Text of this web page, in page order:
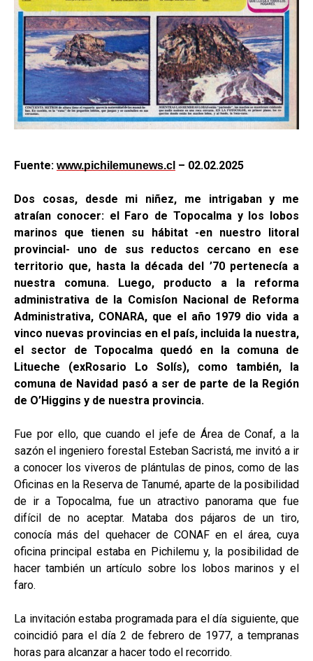
Fuente: www.pichilemunews.cl – 02.02.2025
Dos cosas, desde mi niñez, me intrigaban y me
atraían conocer: el Faro de Topocalma y los lobos
marinos que tienen su hábitat -en nuestro litoral
provincial- uno de sus reductos cercano en ese
territorio que, hasta la década del ’70 pertenecía a
nuestra comuna. Luego, producto a la reforma
administrativa de la Comisíon Nacional de Reforma
Administrativa, CONARA, que el año 1979 dio vida a
vinco nuevas provincias en el país, incluida la nuestra,
el sector de Topocalma quedó en la comuna de
Litueche (exRosario Lo Solís), como también, la
comuna de Navidad pasó a ser de parte de la Región
de O’Higgins y de nuestra provincia.
Fue por ello, que cuando el jefe de Área de Conaf, a la
sazón el ingeniero forestal Esteban Sacristá, me invitó a ir
a conocer los viveros de plántulas de pinos, como de las
Oficinas en la Reserva de Tanumé, aparte de la posibilidad
de ir a Topocalma, fue un atractivo panorama que fue
difícil de no aceptar. Mataba dos pájaros de un tiro,
conocía más del quehacer de CONAF en el área, cuya
oficina principal estaba en Pichilemu y, la posibilidad de
hacer también un artículo sobre los lobos marinos y el
faro.
La invitación estaba programada para el día siguiente, que
coincidió para el día 2 de febrero de 1977, a tempranas
horas para alcanzar a hacer todo el recorrido.